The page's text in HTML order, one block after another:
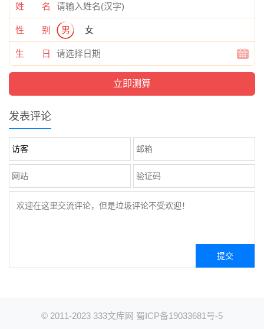
姓 名
性 别 男 女
生 日
发表评论
© 2011-2023 333文库网 蜀ICP备19033681号-5